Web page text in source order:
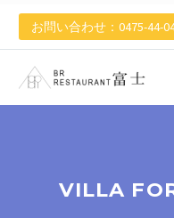
お問い合わせ：0475-44-
VILLA